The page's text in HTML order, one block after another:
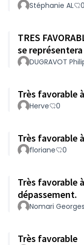
Stéphanie AL 0
TRES
se
DUGRAVOT
Très favorable
Herve 0
Très favorable
floriane 0
Très favorable
dépassement.
Nomari
Très favorable